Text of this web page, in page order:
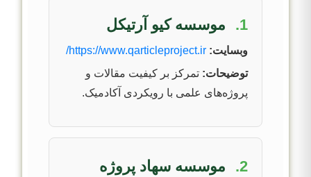
1. موسسه کیو آرتیکل
وبسایت: https://www.qarticleproject.ir/
توضیحات: تمرکز بر کیفیت مقالات و
پروژه‌های علمی با رویکردی آکادمیک.
2. موسسه سهاد پروژه